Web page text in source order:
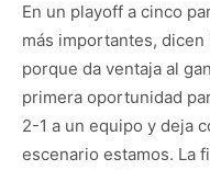
En un playoff a cinco
más importantes,
porque da ventaja al
primera oportunidad
2-1 a un equipo y deja
escenario estamos. La